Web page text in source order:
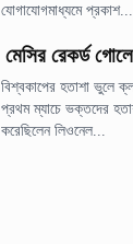
যোগাযোগমাধ্যমে প্রকাশ...
মেসির রেকর্ড
বিশ্বকাপের হতাশা ভুলে
প্রথম ম্যাচে ভক্তদের
করেছিলেন লিওনেল...